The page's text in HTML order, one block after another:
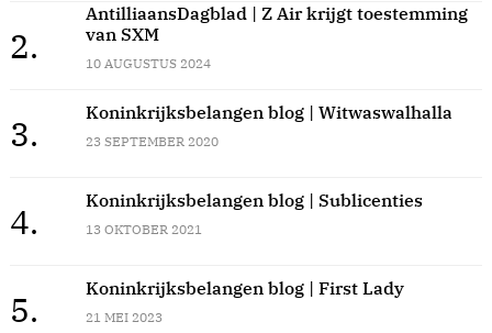
2.
AntilliaansDagblad | Z Air krijgt toestemming
van SXM
10 AUGUSTUS 2024
3.
Koninkrijksbelangen blog | Witwaswalhalla
23 SEPTEMBER 2020
4.
Koninkrijksbelangen blog | Sublicenties
13 OKTOBER 2021
5.
Koninkrijksbelangen blog | First Lady
21 MEI 2023